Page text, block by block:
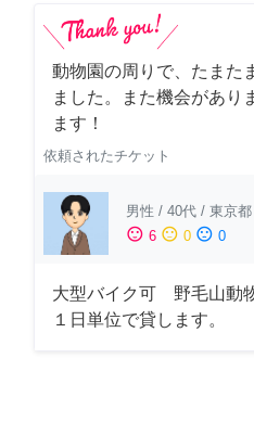
動物園の周りで、たまた
ました。また機会があり
ます！
依頼されたチケット
男性 / 40代 / 東京都
sentiment_satisfied 6 sentiment_neutral 0 sentiment_dissatisfied 0
大型バイク可 野毛山動
１日単位で貸します。